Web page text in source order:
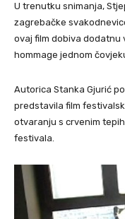
U trenutku snimanja,
zagrebačke
ovaj film dobiva dodatnu
hommage jednom
Autorica Stanka Gjurić
predstavila film
otvaranju s crvenim
festivala.